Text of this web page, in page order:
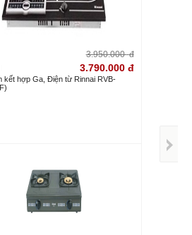
3.950.000 đ
3.790.000 đ
kết hợp Ga, Điện từ Rinnai RVB-